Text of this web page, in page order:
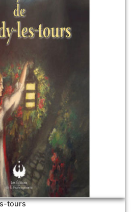
tours